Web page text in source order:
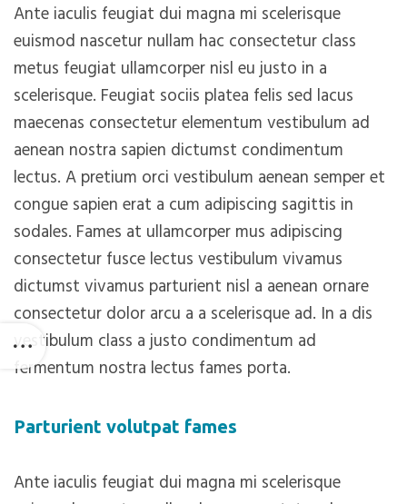
Ante iaculis feugiat dui magna mi scelerisque
euismod nascetur nullam hac consectetur class
metus feugiat ullamcorper nisl eu justo in a
scelerisque. Feugiat sociis platea felis sed lacus
maecenas consectetur elementum vestibulum ad
aenean nostra sapien dictumst condimentum
lectus. A pretium orci vestibulum aenean semper et
congue sapien erat a cum adipiscing sagittis in
sodales. Fames at ullamcorper mus adipiscing
consectetur fusce lectus vestibulum vivamus
dictumst vivamus parturient nisl a aenean ornare
consectetur dolor arcu a a scelerisque ad. In a dis
vestibulum class a justo condimentum ad
fermentum nostra lectus fames porta.
Parturient volutpat fames
Ante iaculis feugiat dui magna mi scelerisque